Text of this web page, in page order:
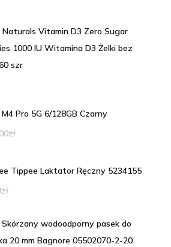
Naturals Vitamin D3 Zero Sugar
1000 IU Witamina D3 Żelki bez
szr
M4 Pro 5G 6/128GB Czarny
zł
Tippee Laktator Ręczny 5234155
zł
Skórzany wodoodporny pasek do
20 mm Bagnore 05502070-2-20